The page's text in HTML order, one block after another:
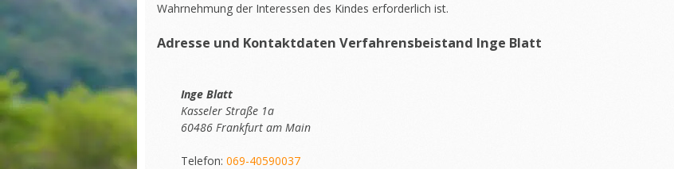
Wahrnehmung der Interessen des Kindes erforderlich ist.
Adresse und Kontaktdaten Verfahrensbeistand Inge Blatt
Inge Blatt
Kasseler Straße 1a
60486 Frankfurt am Main
Telefon: 069-40590037